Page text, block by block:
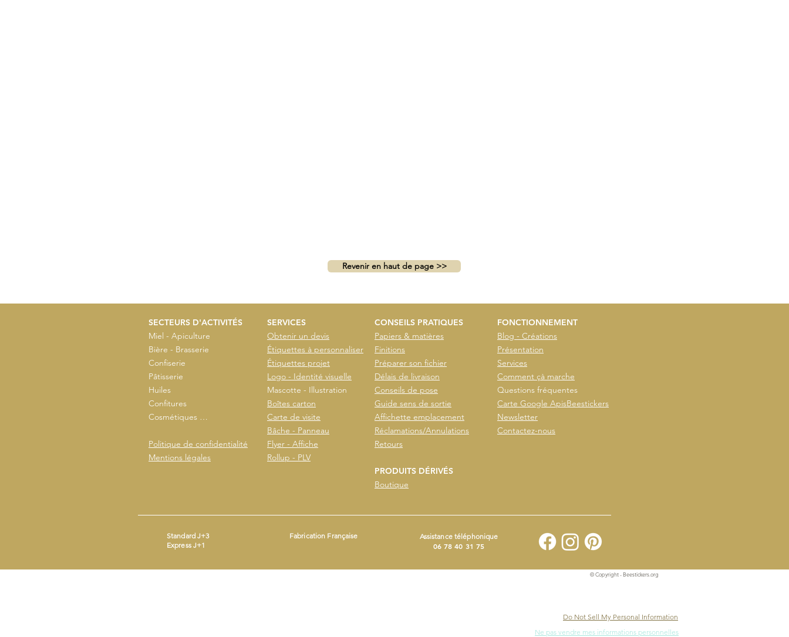
Revenir en haut de page >>
SECTEURS D'ACTIVITÉS
Miel - Apiculture
Bière - Brasserie
Confiserie
Pâtisserie
Huiles
Confitures
Cosmétiques …
Politique de confidentialité
Mentions légales
SERVICES
Obtenir un devis
Étiquettes à personnaliser
Étiquettes projet
Logo - Identité visuelle
Mascotte - Illustration
Boîtes carton
Carte de visite
Bâche - Panneau
Flyer - Affiche
Rollup - PLV
CONSEILS PRATIQUES
Papiers & matières
Finitions
Préparer son fichier
Délais de livraison
Conseils de pose
Guide sens de sortie
Affichette emplacement
Réclamations/Annulations
Retours
PRODUITS DÉRIVÉS
Boutique
FONCTIONNEMENT
Blog - Créations
Présentation
Services
Comment çà marche
Questions fréquentes
Carte Google ApisBeestickers
Newsletter
Contactez-nous
Standard J+3
Express J+1
Fabrication Française Assistance téléphonique
06 78 40 31 75
© Copyright - Beestickers.org
Do Not Sell My Personal Information
Ne pas vendre mes informations personnelles